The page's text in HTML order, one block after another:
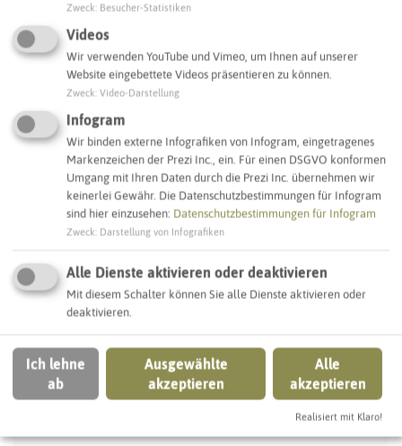
Interaktive Karte
SCHLAGWORTE
So ordnen wir dieses Objekt ein
Kindergärten Kindergärten (Städtischer)
Kindertagestätten Recklinghausen
Was Sie sonst noch entdecken können
Zweck Besucher-Statistiken
Videos
Wir verwenden YouTube und Vimeo, um Ihnen auf unserer
Website eingebettete Videos präsentieren zu können.
Zweck Video-Darstellung
Infogram
Wir binden externe Infografiken von Infogram, eingetragenes
Markenzeichen der Prezi Inc., ein. Für einen DSGVO konformen
Umgang mit Ihren Daten durch die Prezi Inc. übernehmen wir
keinerlei Gewähr. Die Datenschutzbestimmungen für Infogram
sind hier einzusehen: Datenschutzbestimmungen für Infogram
Zweck Darstellung von Infografiken
Alle Dienste aktivieren oder deaktivieren
Mit diesem Schalter können Sie alle Dienste aktivieren oder
deaktivieren.
Ich lehne
ab
Ausgewählte
akzeptieren
Alle
akzeptieren
Realisiert mit Klaro!